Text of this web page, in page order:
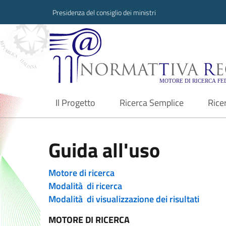
Presidenza del consiglio dei ministri
Normattiva
Il Progetto
current Ricerca Semplice
Guida all'uso
Motore di ricerca
Modalità di ricerca
Modalità di visualizzazione dei risultati
MOTORE DI RICERCA